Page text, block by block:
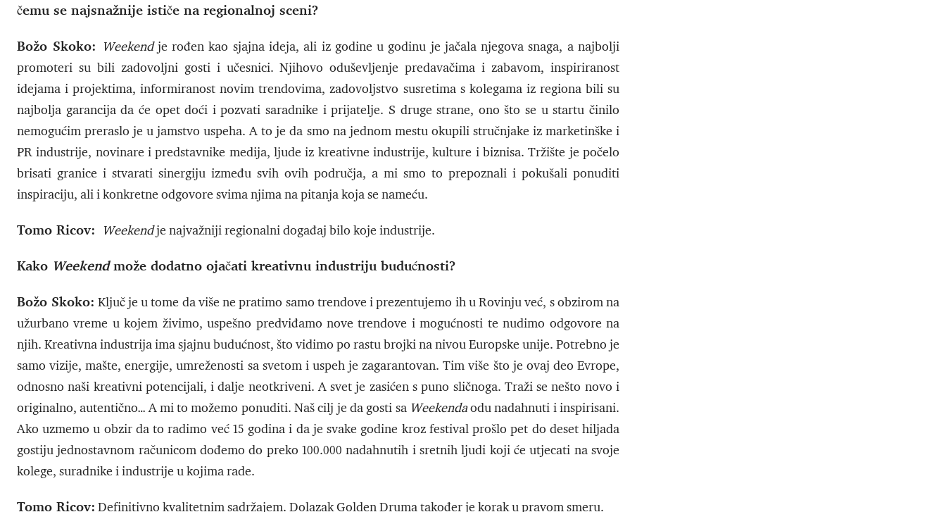
čemu se najsnažnije ističe na regionalnoj sceni?
Božo Skoko: Weekendje rođen kao sjajna ideja, ali iz godine u godinu je jačala njegova snaga, a najbolji
promoteri su bili zadovoljni gosti i učesnici. Njihovo oduševljenje predavačima i zabavom, inspiriranost
idejama i projektima, informiranost novim trendovima, zadovoljstvo susretima s kolegama iz regiona bili su
najbolja garancija da će opet doći i pozvati saradnike i prijatelje. S druge strane, ono što se u startu činilo
nemogućim preraslo je u jamstvo uspeha. A to je da smo na jednom mestu okupili stručnjake iz marketinške i
PR industrije, novinare i predstavnike medija, ljude iz kreativne industrije, kulture i biznisa. Tržište je počelo
brisati granice i stvarati sinergiju između svih ovih područja, a mi smo to prepoznali i pokušali ponuditi
inspiraciju, ali i konkretne odgovore svima njima na pitanja koja se nameću.
Tomo Ricov: Weekendje najvažniji regionalni događaj bilo koje industrije.
Kako Weekendmože dodatno ojačati kreativnu industriju budućnosti?
Božo Skoko: Ključ je u tome da više ne pratimo samo trendove i prezentujemo ih u Rovinju već, s obzirom na
užurbano vreme u kojem živimo, uspešno predviđamo nove trendove i mogućnosti te nudimo odgovore na
njih. Kreativna industrija ima sjajnu budućnost, što vidimo po rastu brojki na nivou Europske unije. Potrebno je
samo vizije, mašte, energije, umreženosti sa svetom i uspeh je zagarantovan. Tim više što je ovaj deo Evrope,
odnosno naši kreativni potencijali, i dalje neotkriveni. A svet je zasićen s puno sličnoga. Traži se nešto novo i
originalno, autentično… A mi to možemo ponuditi. Naš cilj je da gosti sa Weekendaodu nadahnuti i inspirisani.
Ako uzmemo u obzir da to radimo već 15 godina i da je svake godine kroz festival prošlo pet do deset hiljada
gostiju jednostavnom računicom dođemo do preko 100.000 nadahnutih i sretnih ljudi koji će utjecati na svoje
kolege, suradnike i industrije u kojima rade.
Tomo Ricov: Definitivno kvalitetnim sadržajem. Dolazak Golden Druma također je korak u pravom smeru.